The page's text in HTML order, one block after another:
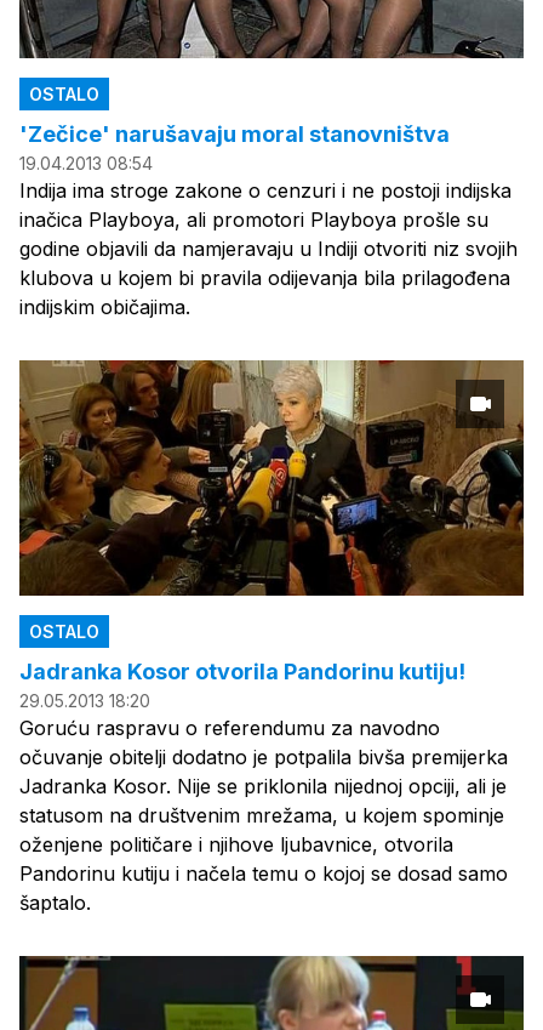
OSTALO
'Zečice' narušavaju moral stanovništva
19.04.2013 08:54
Indija ima stroge zakone o cenzuri i ne postoji indijska
inačica Playboya, ali promotori Playboya prošle su
godine objavili da namjeravaju u Indiji otvoriti niz svojih
klubova u kojem bi pravila odijevanja bila prilagođena
indijskim običajima.
OSTALO
Jadranka Kosor otvorila Pandorinu kutiju!
29.05.2013 18:20
Goruću raspravu o referendumu za navodno
očuvanje obitelji dodatno je potpalila bivša premijerka
Jadranka Kosor. Nije se priklonila nijednoj opciji, ali je
statusom na društvenim mrežama, u kojem spominje
oženjene političare i njihove ljubavnice, otvorila
Pandorinu kutiju i načela temu o kojoj se dosad samo
šaptalo.